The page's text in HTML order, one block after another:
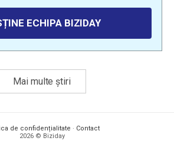
ECHIPA BIZIDAY
Mai multe știri
de confidențialitate · Contact
2026 © Biziday